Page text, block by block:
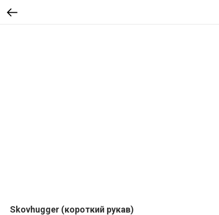
Skovhugger (короткий рукав)